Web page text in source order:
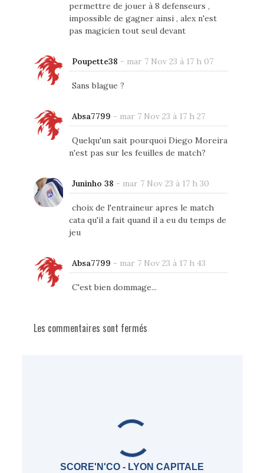
permettre de jouer à 8 defenseurs ,
impossible de gagner ainsi , alex n'est
pas magicien tout seul devant
Poupette38 - mar 7 Nov 23 à 17 h 07
Sans blague ?
Absa7799 - mar 7 Nov 23 à 17 h 27
Quelqu'un sait pourquoi Diego Moreira
n'est pas sur les feuilles de match?
Juninho 38 - mar 7 Nov 23 à 17 h 30
choix de l'entraineur apres le match
cata qu'il a fait quand il a eu du temps de
jeu
Absa7799 - mar 7 Nov 23 à 17 h 43
C'est bien dommage...
Les commentaires sont fermés
SCORE'N'CO - LYON CAPITALE